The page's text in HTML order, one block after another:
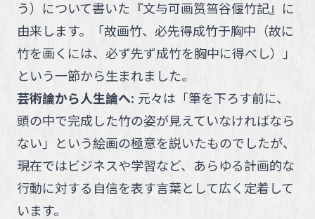
う）について書いた『文与可画筼筜谷偃竹記』に
由来します。「故画竹、必先得成竹于胸中（故に
竹を画くには、必ず先ず成竹を胸中に得べし）」
という一節から生まれました。
芸術論から人生論へ: 元々は「筆を下ろす前に、
頭の中で完成した竹の姿が見えていなければなら
ない」という絵画の極意を説いたものでしたが、
現在ではビジネスや学習など、あらゆる計画的な
行動に対する自信を表す言葉として広く定着して
います。